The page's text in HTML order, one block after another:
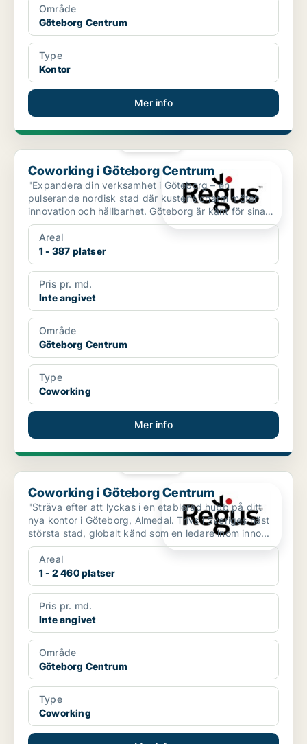
Område
Göteborg Centrum
Type
Kontor
Mer info
Coworking i Göteborg Centrum
Coworking i Göteborg Centrum
"Expandera din verksamhet i Göteborg – en
pulserande nordisk stad där kustens charm möter
innovation och hållbarhet. Göteborg är känt för sina
historiska sta...
Areal
1 - 387 platser
Pris pr. md.
Inte angivet
Område
Göteborg Centrum
Type
Coworking
Mer info
Coworking i Göteborg Centrum
Coworking i Göteborg Centrum
"Sträva efter att lyckas i en etablerad hubb på ditt
nya kontor i Göteborg, Almedal. Trivs i Sveriges näst
största stad, globalt känd som en ledare inom inno...
Areal
1 - 2 460 platser
Pris pr. md.
Inte angivet
Område
Göteborg Centrum
Type
Coworking